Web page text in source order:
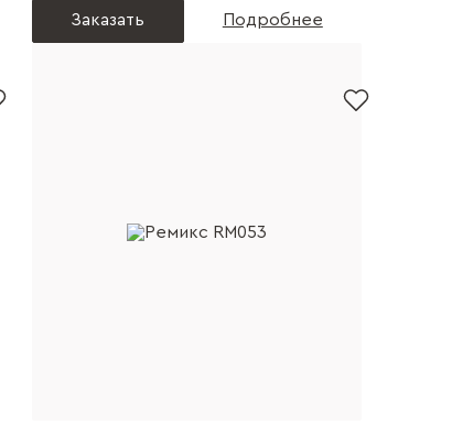
Заказать Подробнее